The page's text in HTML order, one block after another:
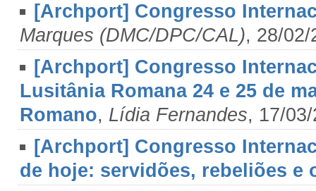
[Archport] Congresso
Marques (DMC/DPC/CAL), 28/02/
[Archport] Congresso
Lusitânia Romana 24 e 25 de
Romano, Lídia Fernandes, 17/
[Archport] Congresso
de hoje: servidões, rebeliões e